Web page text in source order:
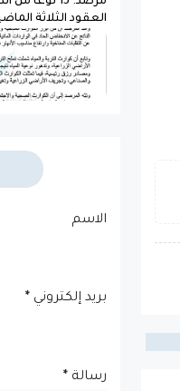
العقود الثلاثة
الاسم
بريد إلكتروني *
رسالة *